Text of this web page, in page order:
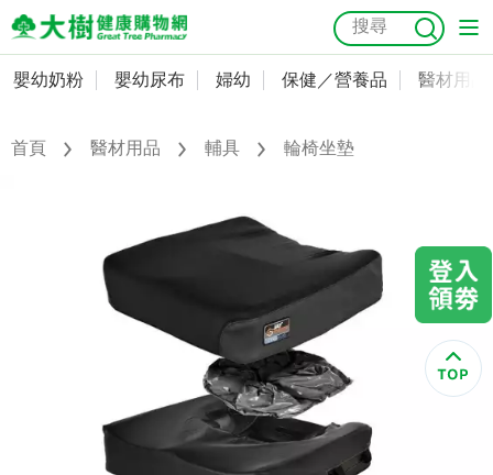
嬰幼奶粉
嬰幼尿布
保健／營養品
美容／個人清潔
抗菌 尿布 大樹獨家 益生菌 魚油 幼兒米餅
會員資料及密碼修改
常用收件人清單
嬰幼奶粉 嬰幼尿布 婦幼 保健／營養品 醫材用品
首頁 醫材用品 輔具 輪椅坐墊